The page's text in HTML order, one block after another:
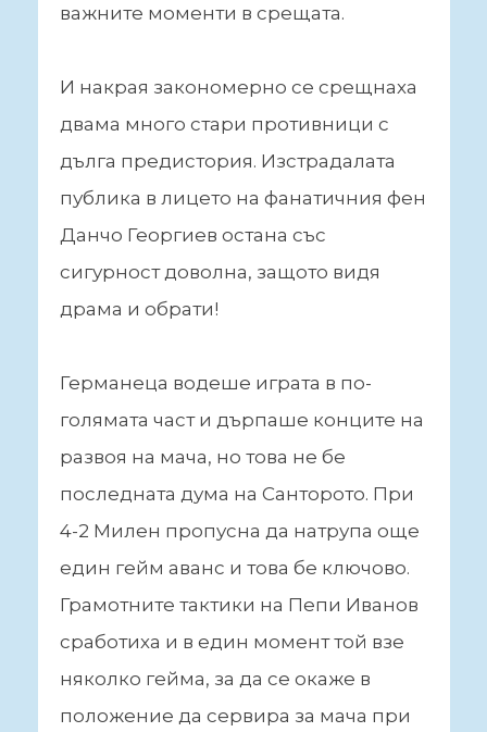
важните моменти в срещата.
И накрая закономерно се срещнаха
двама много стари противници с
дълга предистория. Изстрадалата
публика в лицето на фанатичния фен
Данчо Георгиев остана със
сигурност доволна, защото видя
драма и обрати!
Германеца водеше играта в по-
голямата част и дърпаше конците на
развоя на мача, но това не бе
последната дума на Санторото. При
4-2 Милен пропусна да натрупа още
един гейм аванс и това бе ключово.
Грамотните тактики на Пепи Иванов
сработиха и в един момент той взе
няколко гейма, за да се окаже в
положение да сервира за мача при